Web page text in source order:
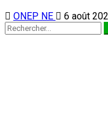
ONEP NE 6 août